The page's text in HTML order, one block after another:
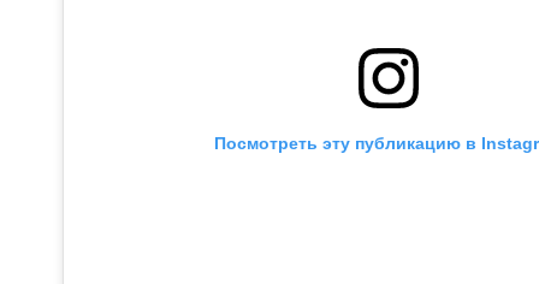
Посмотреть эту публикацию в